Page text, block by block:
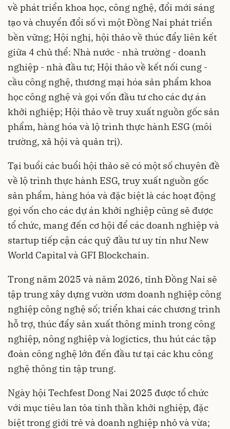
về phát triển khoa học, công nghệ, đổi mới sáng
tạo và chuyển đổi số vì một Đồng Nai phát triển
bền vững; Hội nghị, hội thảo về thúc đẩy liên kết
giữa 4 chủ thể: Nhà nước - nhà trường - doanh
nghiệp - nhà đầu tư; Hội thảo về kết nối cung -
cầu công nghệ, thương mại hóa sản phẩm khoa
học công nghệ và gọi vốn đầu tư cho các dự án
khởi nghiệp; Hội thảo về truy xuất nguồn gốc sản
phẩm, hàng hóa và lộ trình thực hành ESG (môi
trường, xã hội và quản trị).
Tại buổi các buổi hội thảo sẽ có một số chuyên đề
về lộ trình thực hành ESG, truy xuất nguồn gốc
sản phẩm, hàng hóa và đặc biệt là các hoạt động
gọi vốn cho các dự án khởi nghiệp cũng sẽ được
tổ chức, mang đến cơ hội để các doanh nghiệp và
startup tiếp cận các quỹ đầu tư uy tín như New
World Capital và GFI Blockchain.
Trong năm 2025 và năm 2026, tỉnh Đồng Nai sẽ
tập trung xây dựng vườn ươm doanh nghiệp công
nghiệp công nghệ số; triển khai các chương trình
hỗ trợ, thúc đẩy sản xuất thông minh trong công
nghiệp, nông nghiệp và logictics, thu hút các tập
đoàn công nghệ lớn đến đầu tư tại các khu công
nghệ thông tin tập trung.
Ngày hội Techfest Dong Nai 2025 được tổ chức
với mục tiêu lan tỏa tinh thần khởi nghiệp, đặc
biệt trong giới trẻ và doanh nghiệp nhỏ và vừa;